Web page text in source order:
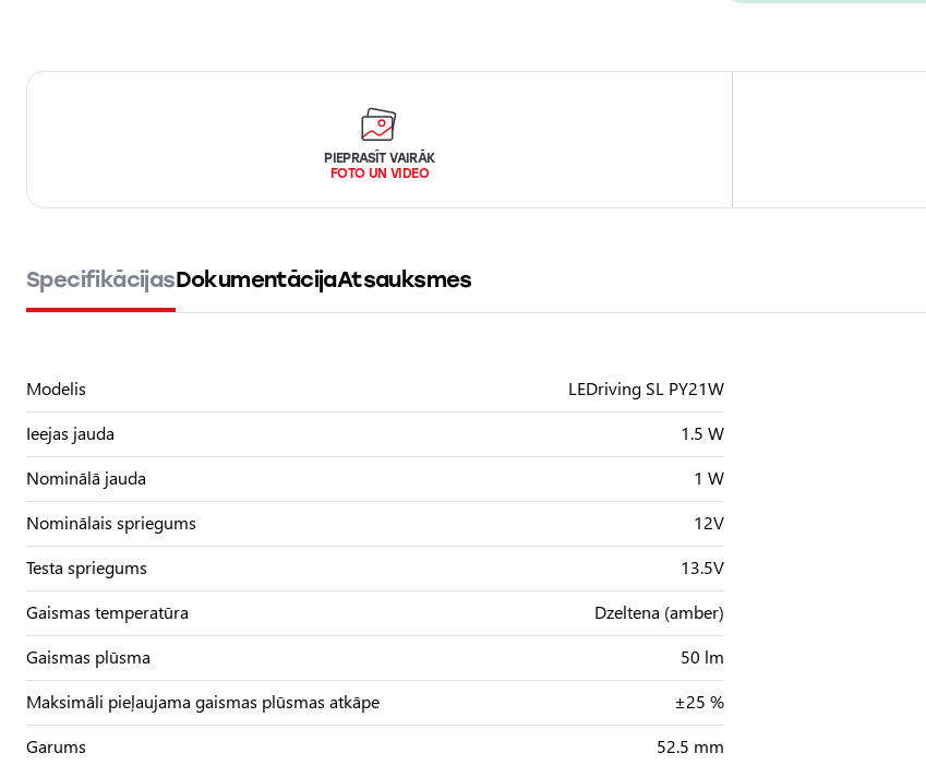
PIEPRASĪT VAIRĀK
FOTO UN VIDEO
SpecifikācijasDokumentācijaAtsauksmes
Modelis
LEDriving SL PY21W
Ieejas jauda
1.5 W
Nominālā jauda
1 W
Nominālais spriegums
12V
Testa spriegums
13.5V
Gaismas temperatūra
Dzeltena (amber)
Gaismas plūsma
50 lm
Maksimāli pieļaujama gaismas plūsmas atkāpe
±25 %
Garums
52.5 mm